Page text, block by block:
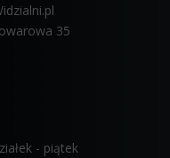
35
- piątek